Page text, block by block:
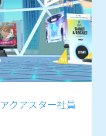
アクアスター社員